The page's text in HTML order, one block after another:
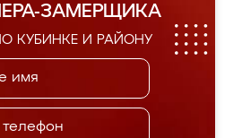
ЗАМЕРЩИКА
КУБИНКЕ И РАЙОНУ